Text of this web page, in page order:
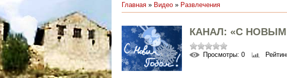
Главная » Видео » Развлечения
КАНАЛ: «С
Просмотры: 0